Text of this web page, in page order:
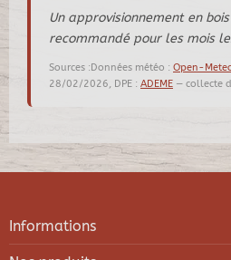
Un approvisionnement en
recommandé pour les mois
Sources :Données météo : Open-
28/02/2026, DPE : ADEME — collecte
Informations